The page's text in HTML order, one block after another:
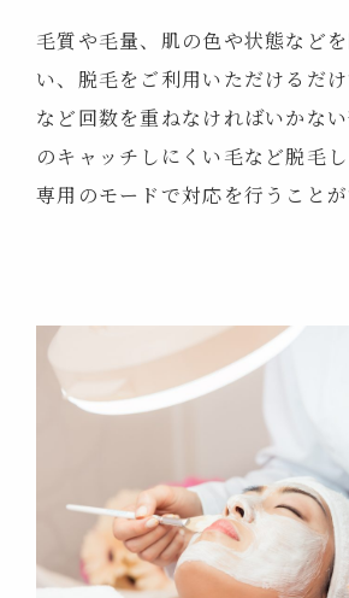
毛質や毛量、肌の色や状態など
い、脱毛をご利用いただけるだ
など回数を重ねなければいかな
のキャッチしにくい毛など脱毛
専用のモードで対応を行うことが